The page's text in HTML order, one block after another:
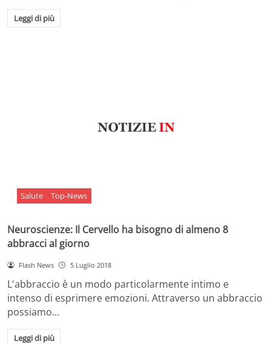
Leggi di più
Salute Top-News
Neuroscienze: Il Cervello ha bisogno di almeno 8
abbracci al giorno
Flash News 5 Luglio 2018
L'abbraccio è un modo particolarmente intimo e
intenso di esprimere emozioni. Attraverso un abbraccio
possiamo…
Leggi di più